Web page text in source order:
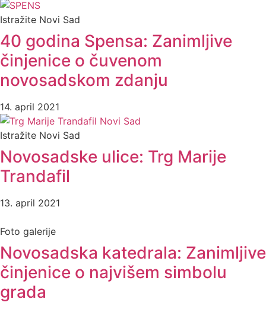
Istražite Novi Sad
40 godina Spensa: Zanimljive
činjenice o čuvenom
novosadskom zdanju
14. april 2021
Istražite Novi Sad
Novosadske ulice: Trg Marije
Trandafil
13. april 2021
Foto galerije
Novosadska katedrala: Zanimljive
činjenice o najvišem simbolu
grada